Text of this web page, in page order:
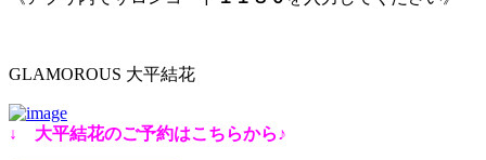
GLAMOROUS 大平結花
↓ 大平結花のご予約はこちらから♪